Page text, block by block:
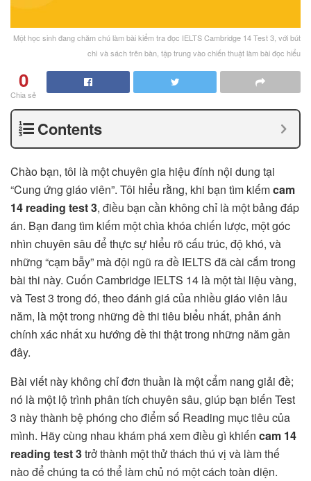
Một học sinh đang chăm chú làm bài kiểm tra đọc IELTS Cambridge 14 Test 3, với bút
chì và sách trên bàn, tập trung vào chiến thuật làm bài đọc hiểu
0
Chia sẻ
Contents
Chào bạn, tôi là một chuyên gia hiệu đính nội dung tại
“Cung ứng giáo viên”. Tôi hiểu rằng, khi bạn tìm kiếmcam
14 reading test 3, điều bạn cần không chỉ là một bảng đáp
án. Bạn đang tìm kiếm một chìa khóa chiến lược, một góc
nhìn chuyên sâu để thực sự hiểu rõ cấu trúc, độ khó, và
những “cạm bẫy” mà đội ngũ ra đề IELTS đã cài cắm trong
bài thi này. Cuốn Cambridge IELTS 14 là một tài liệu vàng,
và Test 3 trong đó, theo đánh giá của nhiều giáo viên lâu
năm, là một trong những đề thi tiêu biểu nhất, phản ánh
chính xác nhất xu hướng đề thi thật trong những năm gần
đây.
Bài viết này không chỉ đơn thuần là một cẩm nang giải đề;
nó là một lộ trình phân tích chuyên sâu, giúp bạn biến Test
3 này thành bệ phóng cho điểm số Reading mục tiêu của
mình. Hãy cùng nhau khám phá xem điều gì khiến cam 14
reading test 3trở thành một thử thách thú vị và làm thế
nào để chúng ta có thể làm chủ nó một cách toàn diện.